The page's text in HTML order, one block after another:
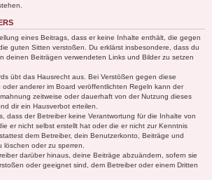
eines Beitrags, dass er keine Inhalte enthält, die gegen
guten Sitten verstoßen. Du erklärst insbesondere, dass du
deinen Beiträgen verwendeten Links und Bilder zu setzen
übt das Hausrecht aus. Bei Verstößen gegen diese
anderer im Board veröffentlichten Regeln kann der
zeitweise oder dauerhaft von der Nutzung dieses
dir ein Hausverbot erteilen.
dass der Betreiber keine Verantwortung für die Inhalte von
er nicht selbst erstellt hat oder die er nicht zur Kenntnis
dem Betreiber, dein Benutzerkonto, Beiträge und
löschen oder zu sperren.
darüber hinaus, deine Beiträge abzuändern, sofern sie
oder geeignet sind, dem Betreiber oder einem Dritten